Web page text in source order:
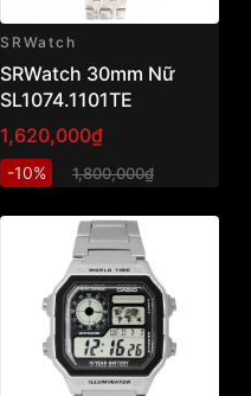
SRWatch
SRWatch 30mm Nữ
SL1074.1101TE
1,620,000₫
-10% 1,800,000₫